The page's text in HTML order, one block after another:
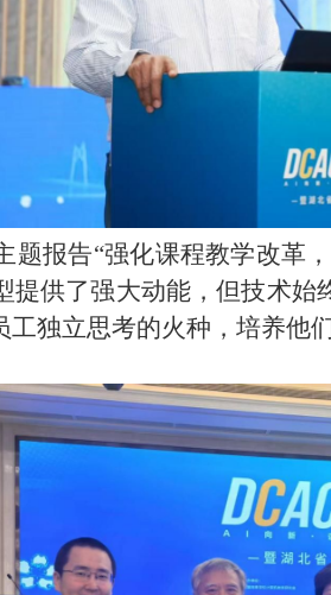
题报告“强化课程教学改革
提供了强大动能，但技术
独立思考的火种，培养他